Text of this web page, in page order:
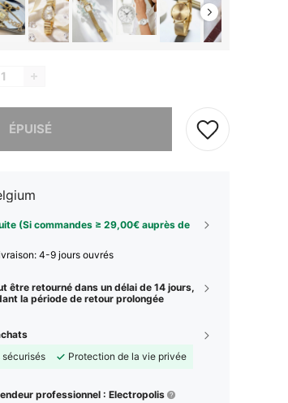
ÉPUISÉ
(Si commandes ≥ 29,00€ auprès de
4-9 jours ouvrés
être retourné dans un délai de 14 jours,
la période de retour prolongée
sécurisés
Protection de la vie privée
professionnel : Electropolis